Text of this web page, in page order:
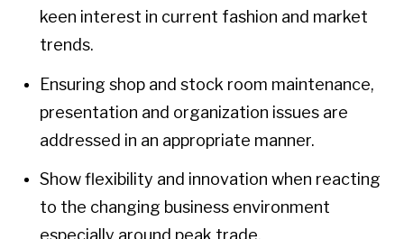
keen interest in current fashion and market
trends.
Ensuring shop and stock room maintenance,
presentation and organization issues are
addressed in an appropriate manner.
Show flexibility and innovation when reacting
to the changing business environment